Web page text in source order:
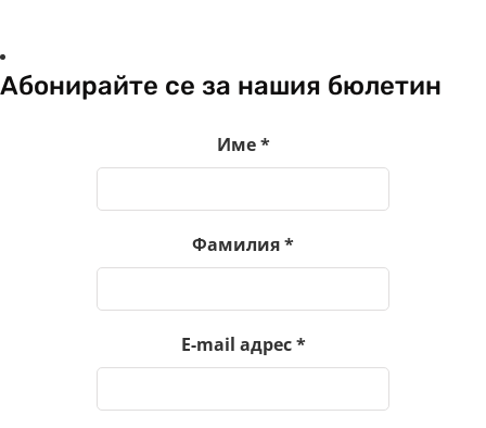
Абонирайте се за нашия бюлетин
Име*
Фамилия*
E-mail адрес*